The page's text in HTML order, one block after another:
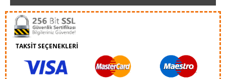
TAKSİT SEÇENEKLERİ